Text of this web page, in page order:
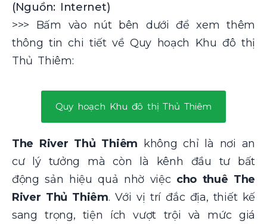
(Nguồn: Internet)
>>> Bấm vào nút bên dưới để xem thêm
thông tin chi tiết về Quy hoạch Khu đô thị
Thủ Thiêm:
Quy hoạch Khu đô thị Thủ Thiêm
The River Thủ Thiêm không chỉ là nơi an
cư lý tưởng mà còn là kênh đầu tư bất
động sản hiệu quả nhờ việc cho thuê The
River Thủ Thiêm. Với vị trí đắc địa, thiết kế
sang trọng, tiện ích vượt trội và mức giá